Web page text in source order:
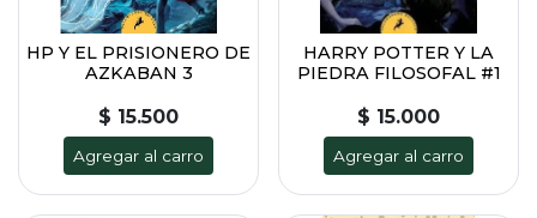
HP Y EL PRISIONERO DE
AZKABAN 3
$ 15.500
Agregar al carro
HARRY POTTER Y LA
PIEDRA FILOSOFAL #1
$ 15.000
Agregar al carro